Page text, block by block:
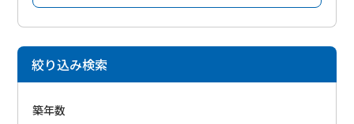
絞り込み検索
築年数